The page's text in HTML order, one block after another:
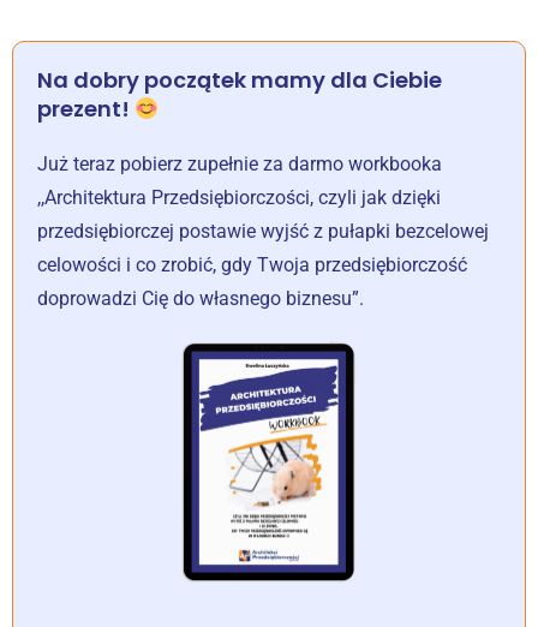
Na dobry początek mamy dla Ciebie
prezent!
Już teraz pobierz zupełnie za darmo workbooka
,,Architektura Przedsiębiorczości, czyli jak dzięki
przedsiębiorczej postawie wyjść z pułapki bezcelowej
celowości i co zrobić, gdy Twoja przedsiębiorczość
doprowadzi Cię do własnego biznesu”.